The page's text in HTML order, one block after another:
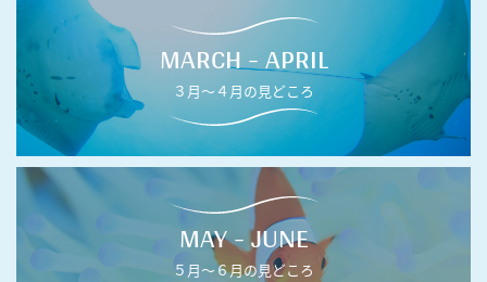
MARCH - APRIL
３月〜４月の見どころ
MAY - JUNE
５月〜６月の見どころ